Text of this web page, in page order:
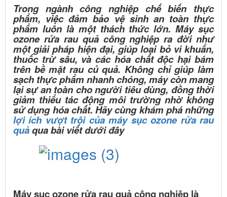
Trong ngành công nghiệp chế biến thực
phẩm, việc đảm bảo vệ sinh an toàn thực
phẩm luôn là một thách thức lớn. Máy sục
ozone rửa rau quả công nghiệp ra đời như
một giải pháp hiện đại, giúp loại bỏ vi khuẩn,
thuốc trừ sâu, và các hóa chất độc hại bám
trên bề mặt rau củ quả. Không chỉ giúp làm
sạch thực phẩm nhanh chóng, máy còn mang
lại sự an toàn cho người tiêu dùng, đồng thời
giảm thiểu tác động môi trường nhờ không
sử dụng hóa chất. Hãy cùng khám phá những
lợi ích vượt trội của máy sục ozone rửa rau
quảqua bài viết dưới đây
Máy sục ozone rửa rau quả công nghiệp là